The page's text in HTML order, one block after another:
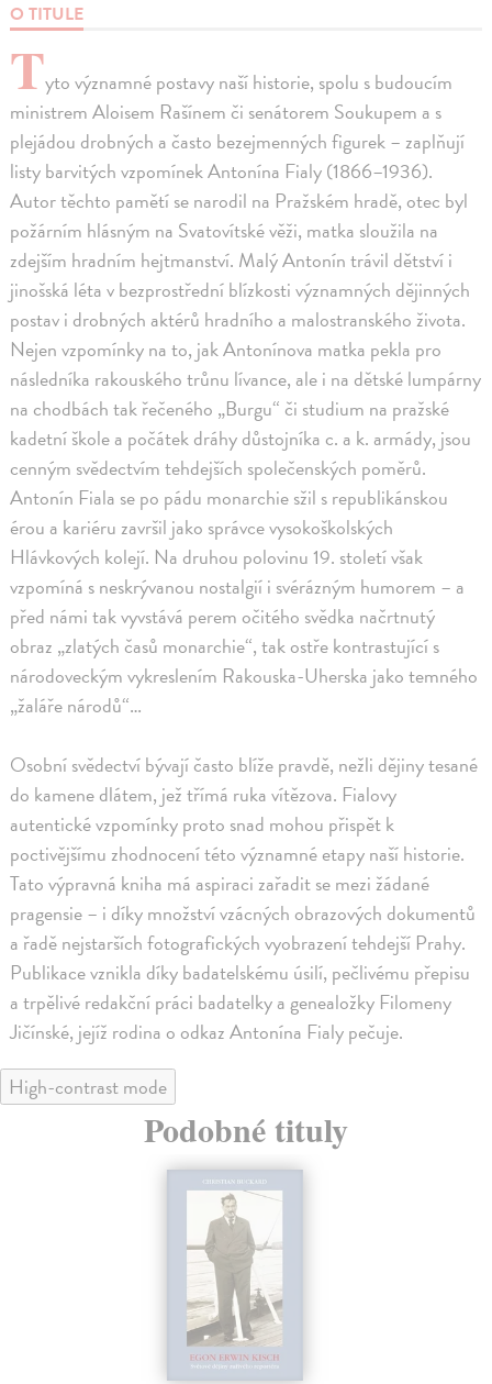
O TITULE
Tyto významné postavy naší historie, spolu s budoucím
ministrem Aloisem Rašínem či senátorem Soukupem a s
plejádou drobných a často bezejmenných figurek – zaplňují
listy barvitých vzpomínek Antonína Fialy (1866–1936).
Autor těchto pamětí se narodil na Pražském hradě, otec byl
požárním hlásným na Svatovítské věži, matka sloužila na
zdejším hradním hejtmanství. Malý Antonín trávil dětství i
jinošská léta v bezprostřední blízkosti významných dějinných
postav i drobných aktérů hradního a malostranského života.
Nejen vzpomínky na to, jak Antonínova matka pekla pro
následníka rakouského trůnu lívance, ale i na dětské lumpárny
na chodbách tak řečeného „Burgu“ či studium na pražské
kadetní škole a počátek dráhy důstojníka c. a k. armády, jsou
cenným svědectvím tehdejších společenských poměrů.
Antonín Fiala se po pádu monarchie sžil s republikánskou
érou a kariéru završil jako správce vysokoškolských
Hlávkových kolejí. Na druhou polovinu 19. století však
vzpomíná s neskrývanou nostalgií i svérázným humorem – a
před námi tak vyvstává perem očitého svědka načrtnutý
obraz „zlatých časů monarchie“, tak ostře kontrastující s
národoveckým vykreslením Rakouska-Uherska jako temného
„žaláře národů“…
Osobní svědectví bývají často blíže pravdě, nežli dějiny tesané
do kamene dlátem, jež třímá ruka vítězova. Fialovy
autentické vzpomínky proto snad mohou přispět k
poctivějšímu zhodnocení této významné etapy naší historie.
Tato výpravná kniha má aspiraci zařadit se mezi žádané
pragensie – i díky množství vzácných obrazových dokumentů
a řadě nejstarších fotografických vyobrazení tehdejší Prahy.
Publikace vznikla díky badatelskému úsilí, pečlivému přepisu
a trpělivé redakční práci badatelky a genealožky Filomeny
Jičínské, jejíž rodina o odkaz Antonína Fialy pečuje.
High-contrast mode
Podobné tituly